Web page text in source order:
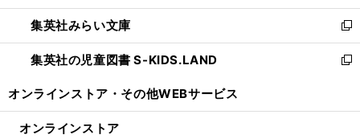
開
く
ウ
で
開
く
ン
ド
ウ
で
ウ
ィ
ン
ド
開
集英社みらい文庫
新
し
い
ン
集英社の児童図書 S-KIDS.LAND
新
ウ
オンラインストア・ その他WEBサービス
オンラインストア